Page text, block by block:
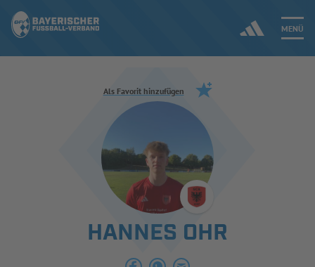
MENÜ
Jetzt einloggen
ERGEBNISSE & WETTBEWERBE
SPIELBETRIEB & VERBANDSLEBEN
AUSBILDUNG & FÖRDERUNG
Als Favorit hinzufügen
HANNES OHR